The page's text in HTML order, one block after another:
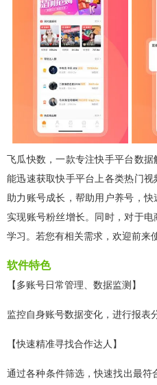
飞瓜快数，一款专注快手平台数
能迅速获取快手平台上各类热门
助力账号成长，帮助用户养号，
实现账号粉丝增长。同时，对于
学习。若您有相关需求，欢迎前来
软件特色
【多账号日常管理、数据监测】
监控自身账号数据变化，进行报表
【快速精准寻找合作达人】
通过各种条件筛选，快速找出最